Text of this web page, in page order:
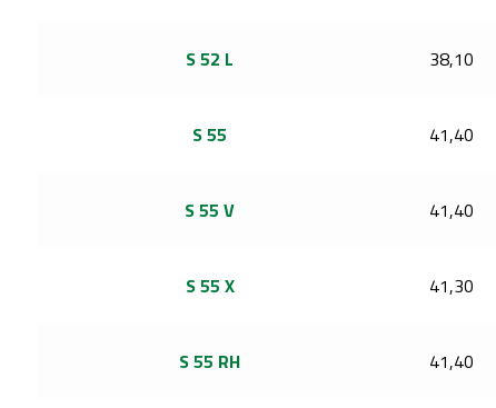
S 52 L 38,10
S 55 41,40
S 55 V 41,40
S 55 X 41,30
S 55 RH 41,40